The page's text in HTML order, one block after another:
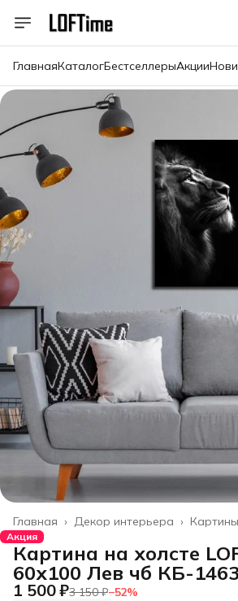
ГлавнаяКаталогБестселлерыАкции
Декор интерьера ›
Главная ›
Акция
Картина на холсте
60х100 Лев чб КБ-
1 500 ₽3 150 ₽−52%